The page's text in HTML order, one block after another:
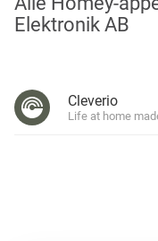
Elektronik AB
Cleverio
Life at home